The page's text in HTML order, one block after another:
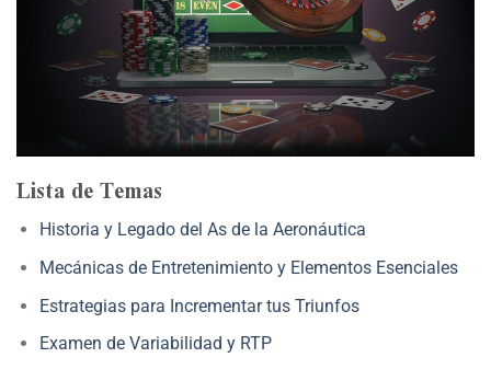
Lista de Temas
Historia y Legado del As de la Aeronáutica
Mecánicas de Entretenimiento y Elementos Esenciales
Estrategias para Incrementar tus Triunfos
Examen de Variabilidad y RTP